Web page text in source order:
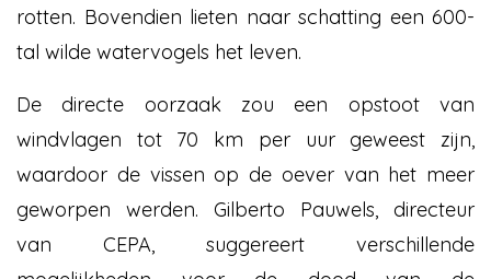
rotten. Bovendien lieten naar schatting een 600-
tal wilde watervogels het leven.
De directe oorzaak zou een opstoot van
windvlagen tot 70 km per uur geweest zijn,
waardoor de vissen op de oever van het meer
geworpen werden. Gilberto Pauwels, directeur
van CEPA, suggereert verschillende